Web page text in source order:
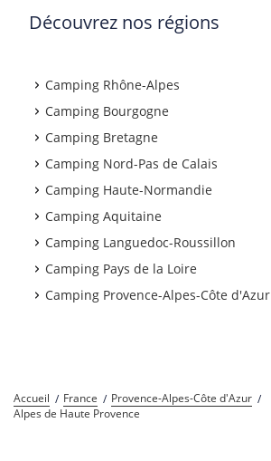
Découvrez nos régions
Camping Rhône-Alpes
Camping Bourgogne
Camping Bretagne
Camping Nord-Pas de Calais
Camping Haute-Normandie
Camping Aquitaine
Camping Languedoc-Roussillon
Camping Pays de la Loire
Camping Provence-Alpes-Côte d'Azur
Accueil France
Provence-Alpes-Côte d'Azur
Alpes de Haute Provence